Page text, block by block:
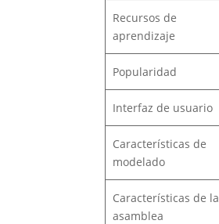
Recursos de
aprendizaje
Popularidad
Interfaz de usuario
Características de
modelado
Características de la
asamblea